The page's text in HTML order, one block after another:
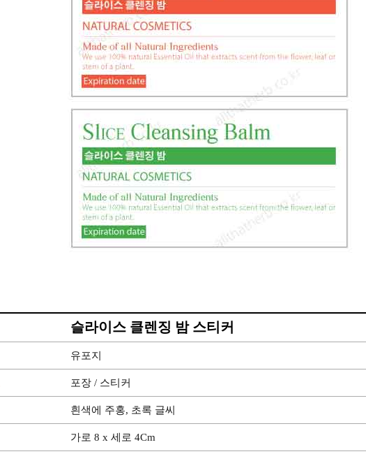
슬라이스 클렌징 밤 스티커
유포지
포장 / 스티커
흰색에 주홍, 초록 글씨
가로 8 x 세로 4Cm